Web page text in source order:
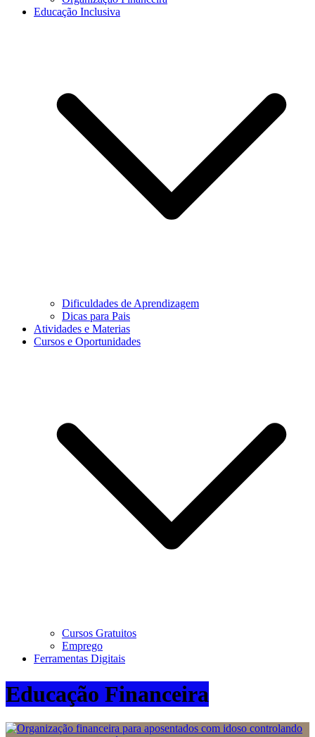
Educação Inclusiva
Dificuldades de Aprendizagem
Dicas para Pais
Atividades e Materias
Cursos e Oportunidades
Cursos Gratuitos
Emprego
Ferramentas Digitais
Educação Financeira